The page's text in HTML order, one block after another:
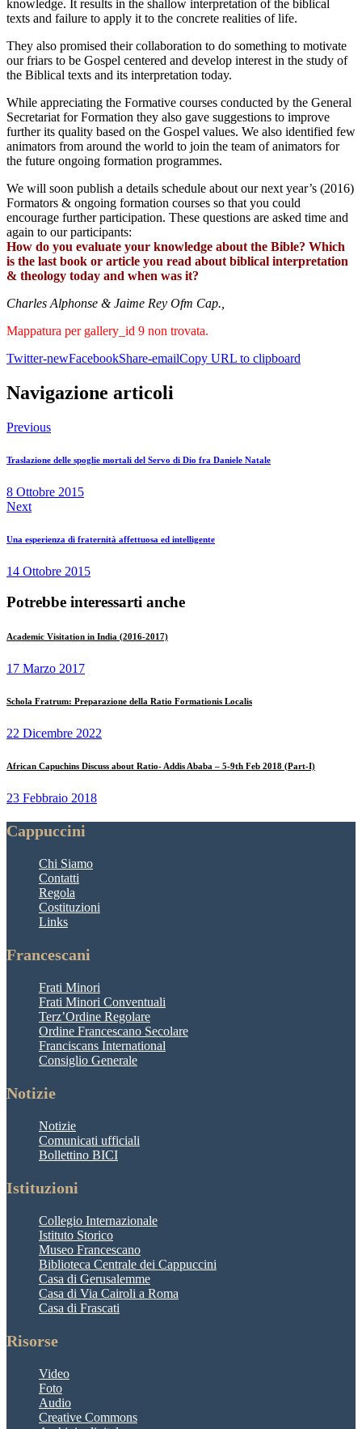
knowledge. It results in the shallow interpretation of the biblical
texts and failure to apply it to the concrete realities of life.
They also promised their collaboration to do something to motivate
our friars to be Gospel centered and develop interest in the study of
the Biblical texts and its interpretation today.
While appreciating the Formative courses conducted by the General
Secretariat for Formation they also gave suggestions to improve
further its quality based on the Gospel values. We also identified few
animators from around the world to join the team of animators for
the future ongoing formation programmes.
We will soon publish a details schedule about our next year’s (2016)
Formators & ongoing formation courses so that you could
encourage further participation. These questions are asked time and
again to our participants:
How do you evaluate your knowledge about the Bible? Which
is the last book or article you read about biblical interpretation
& theology today and when was it?
Charles Alphonse & Jaime Rey Ofm Cap.,
Mappatura per gallery_id 9 non trovata.
Twitter-newFacebookShare-emailCopy URL to clipboard
Navigazione articoli
Previous
Traslazione delle spoglie mortali del Servo di Dio fra Daniele Natale
8 Ottobre 2015
Next
Una esperienza di fraternità affettuosa ed intelligente
14 Ottobre 2015
Potrebbe interessarti anche
Academic Visitation in India (2016-2017)
17 Marzo 2017
Schola Fratrum: Preparazione della Ratio Formationis Localis
22 Dicembre 2022
African Capuchins Discuss about Ratio- Addis Ababa – 5-9th Feb 2018 (Part-I)
23 Febbraio 2018
Cappuccini
Chi Siamo
Contatti
Regola
Costituzioni
Links
Francescani
Frati Minori
Frati Minori Conventuali
Terz’Ordine Regolare
Ordine Francescano Secolare
Franciscans International
Consiglio Generale
Notizie
Notizie
Comunicati ufficiali
Bollettino BICI
Istituzioni
Collegio Internazionale
Istituto Storico
Museo Francescano
Biblioteca Centrale dei Cappuccini
Casa di Gerusalemme
Casa di Via Cairoli a Roma
Casa di Frascati
Risorse
Video
Foto
Audio
Creative Commons